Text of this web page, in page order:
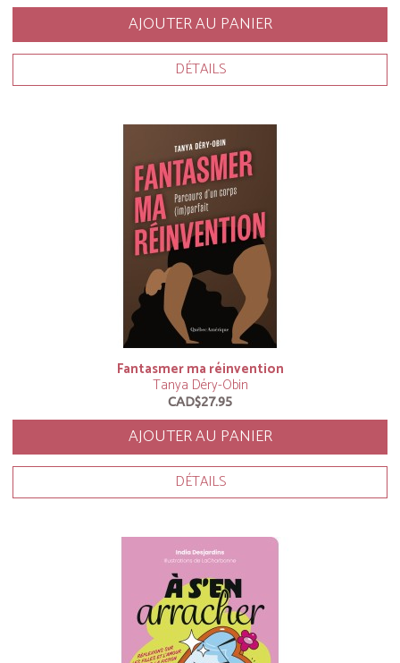
AJOUTER AU PANIER
DÉTAILS
Fantasmer ma réinvention
Tanya Déry-Obin
CAD$27.95
AJOUTER AU PANIER
DÉTAILS